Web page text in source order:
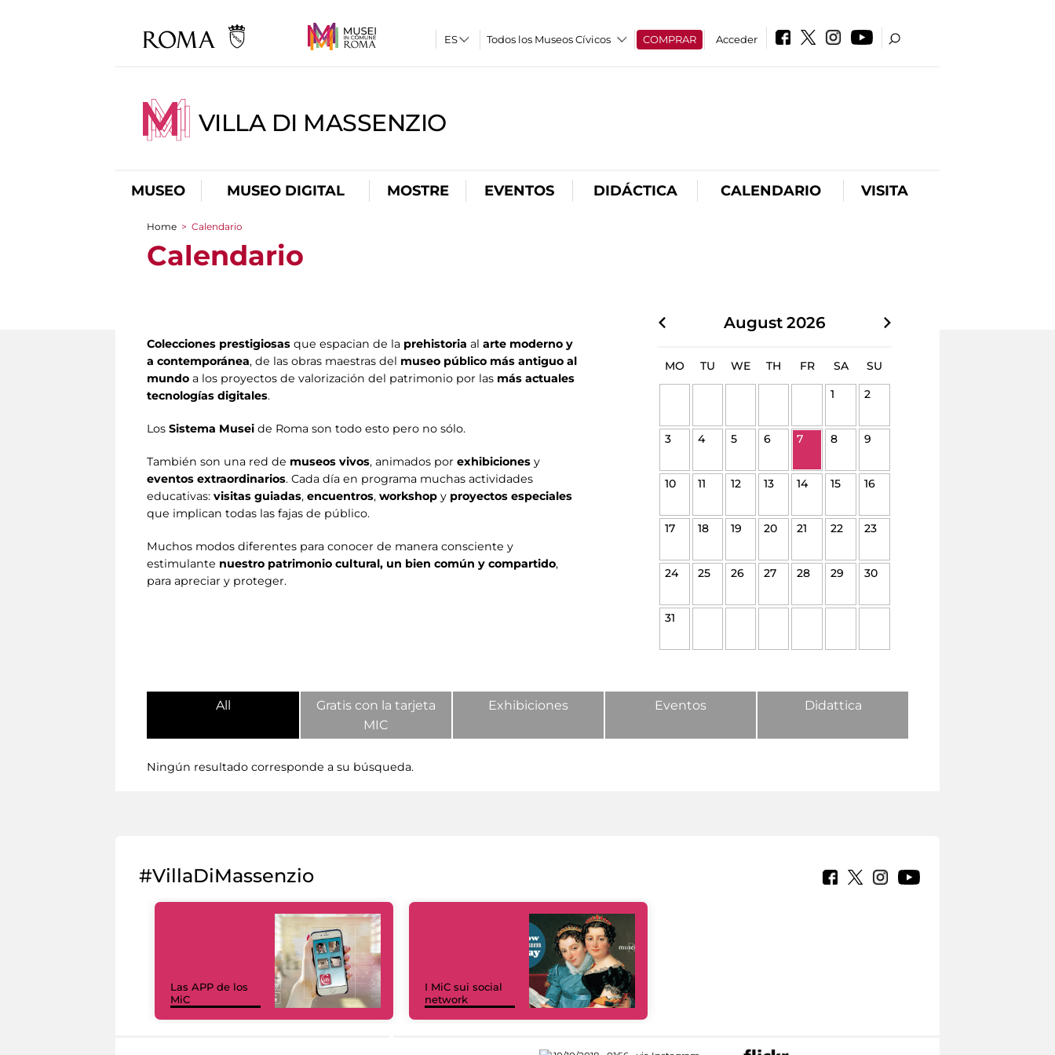
Todos los Museos Cívicos COMPRAR Acceder
VILLA DI MASSENZIO
MUSEO MUSEO DIGITAL MOSTRE EVENTOS DIDÁCTICA CALENDARIO VISITA
You are here
Home > Calendario
Calendario
Colecciones prestigiosas que espacian de la prehistoria al arte moderno y
a contemporánea, de las obras maestras del museo público más antiguo al
mundo a los proyectos de valorización del patrimonio por las más actuales
tecnologías digitales.
Los Sistema Musei de Roma son todo esto pero no sólo.
También son una red de museos vivos, animados por exhibiciones y
eventos extraordinarios. Cada día en programa muchas actividades
educativas: visitas guiadas, encuentros, workshop y proyectos especiales
que implican todas las fajas de público.
Muchos modos diferentes para conocer de manera consciente y
estimulante nuestro patrimonio cultural, un bien común y compartido,
para apreciar y proteger.
August 2026
MO TU WE TH FR SA
SU
1
2
3 4 5 6 7 8 9
10 11 12 13 14 15 16
17 18 19 20 21 22 23
24 25 26 27 28 29 30
31
All
Gratis con la tarjeta
MIC
Exhibiciones Eventos Didattica
Ningún resultado corresponde a su búsqueda.
#VillaDiMassenzio
Las APP de los
MiC
I MiC sui social
network